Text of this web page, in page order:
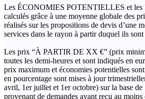
Les ÉCONOMIES POTENTIELLES et
calculés grâce à une moyenne globale des
réalisés sur les propositions de devis d’une
services dans le rayon à partir duquel ils sont
Les prix “À PARTIR DE XX €” (prix
toutes les demi-heures et sont indiqués en
prix maximum et économies potentielles
en pourcentage sont mises à jour
avril, 1er juillet et 1er octobre) sur la base de
provenant de demandes ayant reçu au moins